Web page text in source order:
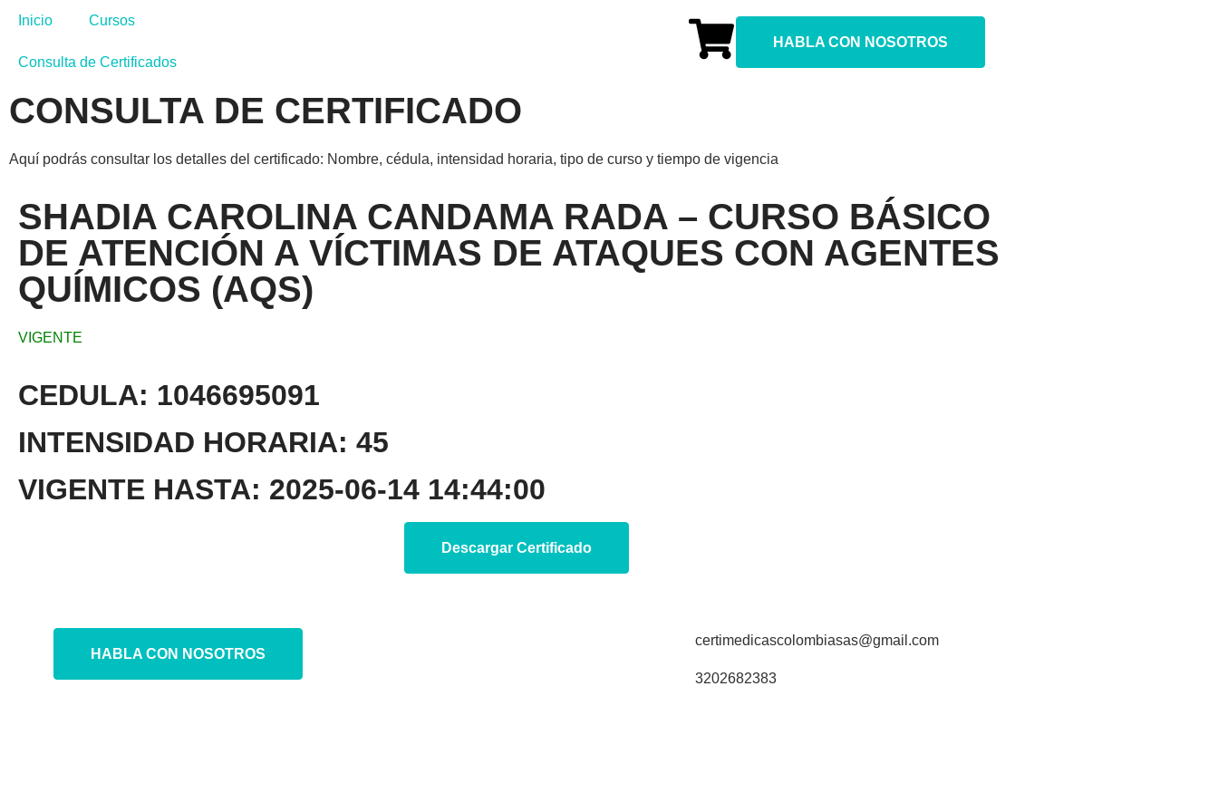
Inicio Cursos
Consulta de Certificados
HABLA CON NOSOTROS
CONSULTA DE CERTIFICADO
Aquí podrás consultar los detalles del certificado: Nombre, cédula, intensidad horaria, tipo de curso y tiempo de vigencia
SHADIA CAROLINA CANDAMA RADA – CURSO BÁSICO
DE ATENCIÓN A VÍCTIMAS DE ATAQUES CON AGENTES
QUÍMICOS (AQS)
VIGENTE
CEDULA: 1046695091
INTENSIDAD HORARIA: 45
VIGENTE HASTA: 2025-06-14 14:44:00
Descargar Certificado
HABLA CON NOSOTROS
certimedicascolombiasas@gmail.com
3202682383